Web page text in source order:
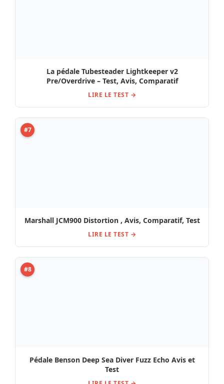
La pédale Tubesteader Lightkeeper v2
Pre/Overdrive – Test, Avis, Comparatif
LIRE LE TEST →
#7
Marshall JCM900 Distortion , Avis, Comparatif, Test
LIRE LE TEST →
#8
Pédale Benson Deep Sea Diver Fuzz Echo Avis et
Test